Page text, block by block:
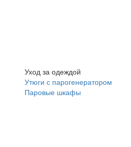
Уход за одеждой
Утюги с парогенератором
Паровые шкафы